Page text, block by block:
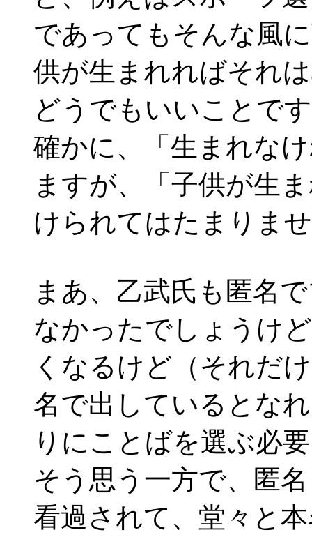
であってもそんな風
供が生まれればそれ
どうでもいいことで
確かに、「生まれな
ますが、「子供が生
けられてはたまりま
まあ、乙武氏も匿名
なかったでしょうけ
くなるけど（それだ
名で出しているとな
りにことばを選ぶ必
そう思う一方で、匿
看過されて、堂々と